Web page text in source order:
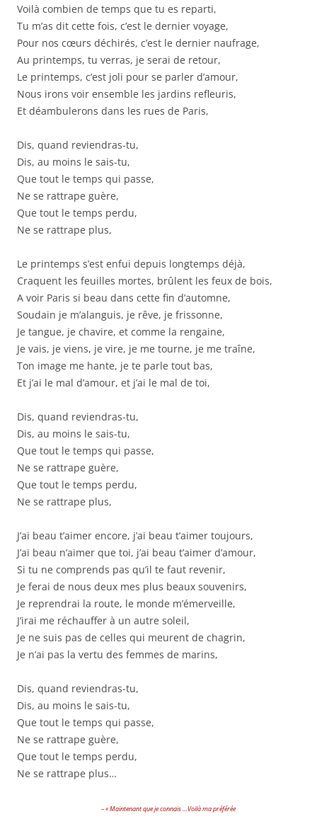
Voilà combien de temps que tu es reparti,
Tu m’as dit cette fois, c’est le dernier voyage,
Pour nos cœurs déchirés, c’est le dernier naufrage,
Au printemps, tu verras, je serai de retour,
Le printemps, c’est joli pour se parler d’amour,
Nous irons voir ensemble les jardins refleuris,
Et déambulerons dans les rues de Paris,
Dis, quand reviendras-tu,
Dis, au moins le sais-tu,
Que tout le temps qui passe,
Ne se rattrape guère,
Que tout le temps perdu,
Ne se rattrape plus,
Le printemps s’est enfui depuis longtemps déjà,
Craquent les feuilles mortes, brûlent les feux de bois,
A voir Paris si beau dans cette fin d’automne,
Soudain je m’alanguis, je rêve, je frissonne,
Je tangue, je chavire, et comme la rengaine,
Je vais, je viens, je vire, je me tourne, je me traîne,
Ton image me hante, je te parle tout bas,
Et j’ai le mal d’amour, et j’ai le mal de toi,
Dis, quand reviendras-tu,
Dis, au moins le sais-tu,
Que tout le temps qui passe,
Ne se rattrape guère,
Que tout le temps perdu,
Ne se rattrape plus,
J’ai beau t’aimer encore, j’ai beau t’aimer toujours,
J’ai beau n’aimer que toi, j’ai beau t’aimer d’amour,
Si tu ne comprends pas qu’il te faut revenir,
Je ferai de nous deux mes plus beaux souvenirs,
Je reprendrai la route, le monde m’émerveille,
J’irai me réchauffer à un autre soleil,
Je ne suis pas de celles qui meurent de chagrin,
Je n’ai pas la vertu des femmes de marins,
Dis, quand reviendras-tu,
Dis, au moins le sais-tu,
Que tout le temps qui passe,
Ne se rattrape guère,
Que tout le temps perdu,
Ne se rattrape plus…
– « Maintenant que je connais …Voilà ma préférée